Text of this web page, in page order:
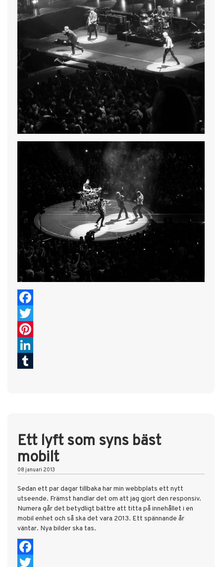
Facebook
Twitter
Pinterest
LinkedIn
Ett lyft som syns bäst
mobilt
08 januari 2013
Sedan ett par dagar tillbaka har min webbplats ett nytt
utseende. Främst handlar det om att jag gjort den responsiv.
Numera går det betydligt bättre att titta på innehållet i en
mobil enhet och så ska det vara 2013. Ett spännande år
väntar. Nya bilder ska tas.
Facebook